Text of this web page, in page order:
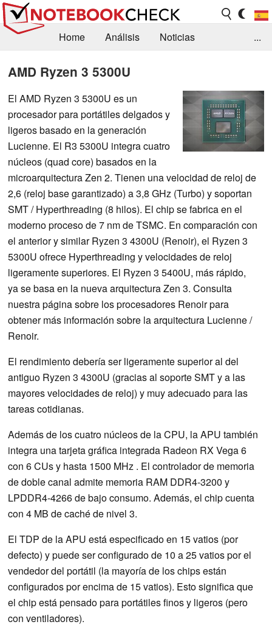
Home Análisis
Noticias
Contacto
...
AMD Ryzen 3 5300U
El AMD Ryzen 3 5300U es un
procesador para portátiles delgados y
ligeros basado en la generación
Lucienne. El R3 5300U integra cuatro
núcleos (quad core) basados en la
microarquitectura Zen 2. Tienen una velocidad de reloj de
2,6 (reloj base garantizado) a 3,8 GHz (Turbo) y soportan
SMT / Hyperthreading (8 hilos). El chip se fabrica en el
moderno proceso de 7 nm de TSMC. En comparación con
el anterior y similar Ryzen 3 4300U (Renoir), el Ryzen 3
5300U ofrece Hyperthreading y velocidades de reloj
ligeramente superiores. El Ryzen 3 5400U, más rápido,
ya se basa en la nueva arquitectura Zen 3. Consulta
nuestra página sobre los procesadores Renoir para
obtener más información sobre la arquitectura Lucienne /
Renoir.
El rendimiento debería ser ligeramente superior al del
antiguo Ryzen 3 4300U (gracias al soporte SMT y a las
mayores velocidades de reloj) y muy adecuado para las
tareas cotidianas.
Además de los cuatro núcleos de la CPU, la APU también
integra una tarjeta gráfica integrada Radeon RX Vega 6
con 6 CUs y hasta 1500 MHz . El controlador de memoria
de doble canal admite memoria RAM DDR4-3200 y
LPDDR4-4266 de bajo consumo. Además, el chip cuenta
con 4 MB de caché de nivel 3.
El TDP de la APU está especificado en 15 vatios (por
defecto) y puede ser configurado de 10 a 25 vatios por el
vendedor del portátil (la mayoría de los chips están
configurados por encima de 15 vatios). Esto significa que
el chip está pensado para portátiles finos y ligeros (pero
con ventiladores).